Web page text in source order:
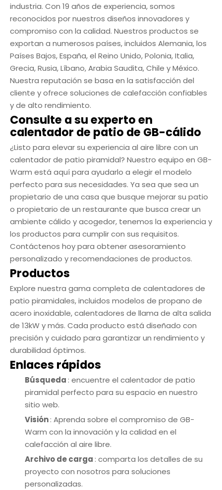
industria. Con 19 años de experiencia, somos
reconocidos por nuestros diseños innovadores y
compromiso con la calidad. Nuestros productos se
exportan a numerosos países, incluidos Alemania, los
Países Bajos, España, el Reino Unido, Polonia, Italia,
Grecia, Rusia, Líbano, Arabia Saudita, Chile y México.
Nuestra reputación se basa en la satisfacción del
cliente y ofrece soluciones de calefacción confiables
y de alto rendimiento.
Consulte a su experto en
calentador de patio de GB-cálido
¿Listo para elevar su experiencia al aire libre con un
calentador de patio piramidal? Nuestro equipo en GB-
Warm está aquí para ayudarlo a elegir el modelo
perfecto para sus necesidades. Ya sea que sea un
propietario de una casa que busque mejorar su patio
o propietario de un restaurante que busca crear un
ambiente cálido y acogedor, tenemos la experiencia y
los productos para cumplir con sus requisitos.
Contáctenos hoy para obtener asesoramiento
personalizado y recomendaciones de productos.
Productos
Explore nuestra gama completa de calentadores de
patio piramidales, incluidos modelos de propano de
acero inoxidable, calentadores de llama de alta salida
de 13kW y más. Cada producto está diseñado con
precisión y cuidado para garantizar un rendimiento y
durabilidad óptimos.
Enlaces rápidos
Búsqueda : encuentre el calentador de patio
piramidal perfecto para su espacio en nuestro
sitio web.
Visión: Aprenda sobre el compromiso de GB-
Warm con la innovación y la calidad en el
calefacción al aire libre.
Archivo de carga : comparta los detalles de su
proyecto con nosotros para soluciones
personalizadas.